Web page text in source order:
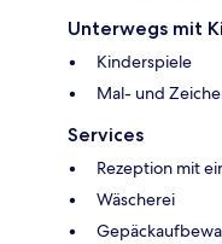
Unterwegs mit
Kinderspiele
Mal- und
Services
Rezeption mit
Wäscherei